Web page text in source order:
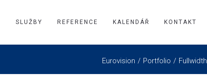
SLUŽBY REFERENCE KALENDÁŘ KONTAKT
Eurovision Portfolio Fullwidth